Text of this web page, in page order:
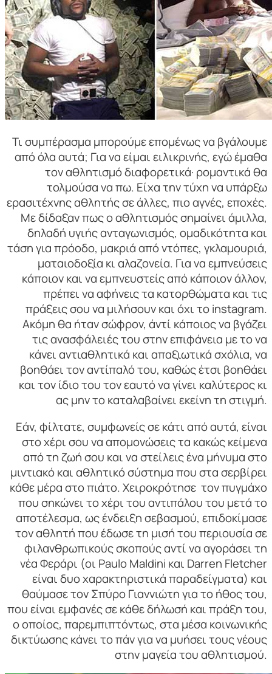
Τι συμπέρασμα μπορούμε επομένως να βγάλουμε
από όλα αυτά; Για να είμαι ειλικρινής, εγώ έμαθα
τον αθλητισμό διαφορετικά· ρομαντικά θα
τολμούσα να πω. Είχα την τύχη να υπάρξω
ερασιτέχνης αθλητής σε άλλες, πιο αγνές, εποχές.
Με δίδαξαν πως ο αθλητισμός σημαίνει άμιλλα,
δηλαδή υγιής ανταγωνισμός, ομαδικότητα και
τάση για πρόοδο, μακριά από ντόπες, γκλαμουριά,
ματαιοδοξία κι αλαζονεία. Για να εμπνεύσεις
κάποιον και να εμπνευστείς από κάποιον άλλον,
πρέπει να αφήνεις τα κατορθώματα και τις
πράξεις σου να μιλήσουν και όχι το instagram.
Ακόμη θα ήταν σώφρον, άντί κάποιος να βγάζει
τις ανασφάλειές του στην επιφάνεια με το να
κάνει αντιαθλητικά και απαξιωτικά σχόλια, να
βοηθάει τον αντίπαλό του, καθώς έτσι βοηθάει
και τον ίδιο του τον εαυτό να γίνει καλύτερος κι
ας μην το καταλαβαίνει εκείνη τη στιγμή.
Εάν, φίλτατε, συμφωνείς σε κάτι από αυτά, είναι
στο χέρι σου να απομονώσεις τα κακώς κείμενα
από τη ζωή σου και να στείλεις ένα μήνυμα στο
μιντιακό και αθλητικό σύστημα που στα σερβίρει
κάθε μέρα στο πιάτο. Χειροκρότησε τον πυγμάχο
που σηκώνει το χέρι του αντιπάλου του μετά το
αποτέλεσμα, ως ένδειξη σεβασμού, επιδοκίμασε
τον αθλητή που έδωσε τη μισή του περιουσία σε
φιλανθρωπικούς σκοπούς αντί να αγοράσει τη
νέα Φεράρι (oι Paulo Maldini και Darren Fletcher
είναι δυο χαρακτηριστικά παραδείγματα) και
θαύμασε τον Σπύρο Γιαννιώτη για το ήθος του,
που είναι εμφανές σε κάθε δήλωσή και πράξη του,
ο οποίος, παρεμπιπτόντως, στα μέσα κοινωνικής
δικτύωσης κάνει το πάν για να μυήσει τους νέους
στην μαγεία του αθλητισμού.